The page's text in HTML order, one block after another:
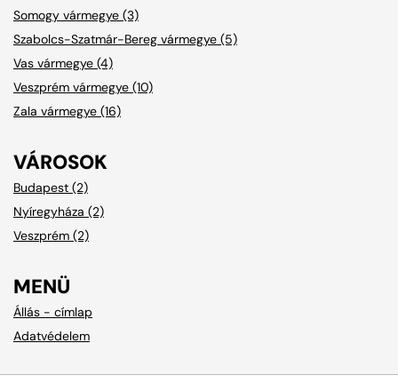
Somogy vármegye (3)
Szabolcs-Szatmár-Bereg vármegye (5)
Vas vármegye (4)
Veszprém vármegye (10)
Zala vármegye (16)
VÁROSOK
Budapest (2)
Nyíregyháza (2)
Veszprém (2)
MENÜ
Állás - címlap
Adatvédelem